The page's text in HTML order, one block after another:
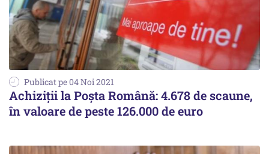
Publicat pe 04 Noi 2021
Achiziţii la Poşta Română: 4.678 de scaune,
în valoare de peste 126.000 de euro